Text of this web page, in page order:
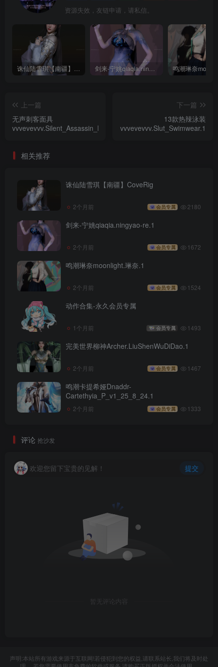
资源失效，友链申请，请私信。
诛仙陆雪琪【南疆】CoveRig 剑来-宁姚qiaqia.ningyao-re.1
上一篇
无声刺客面具
vvvevevvv.Silent_Assassin_Mask.1
下一篇
13款热辣泳装
vvvevevvv.Slut_Swimwear.1
相关推荐
诛仙陆雪琪【南疆】CoveRig
2个月前 会员专属 2180
剑来-宁姚qiaqia.ningyao-re.1
2个月前 会员专属 1672
鸣潮琳奈moonlight.琳奈.1
2个月前 会员专属 1524
动作合集-永久会员专属
1个月前 会员专属 1493
完美世界柳神Archer.LiuShenWuDiDao.1
2个月前 会员专属 1467
鸣潮卡提希娅Dnaddr-
Cartethyia_P_v1_25_8_24.1
2个月前 会员专属 1333
评论 抢沙发
欢迎您留下宝贵的见解！ 提交
暂无评论内容
声明:本站所有游戏来源于互联网!若侵犯到您的权益,请联系站长,我们将及时处